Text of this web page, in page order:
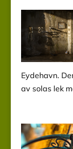
Eydehavn.
av solas lek